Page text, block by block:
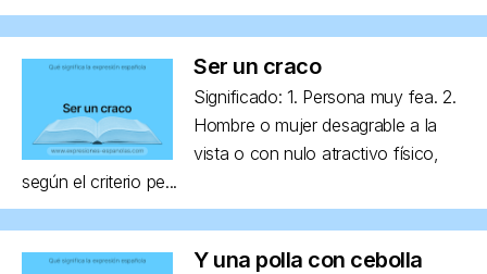
Ser un craco
Significado: 1. Persona muy fea. 2.
Hombre o mujer desagrable a la
vista o con nulo atractivo físico,
según el criterio pe...
Y una polla con cebolla